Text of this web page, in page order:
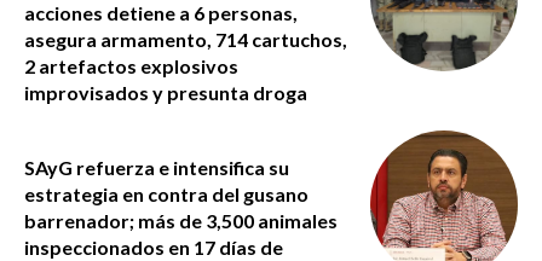
acciones detiene a 6 personas,
asegura armamento, 714 cartuchos,
2 artefactos explosivos
improvisados y presunta droga
SAyG refuerza e intensifica su
estrategia en contra del gusano
barrenador; más de 3,500 animales
inspeccionados en 17 días de